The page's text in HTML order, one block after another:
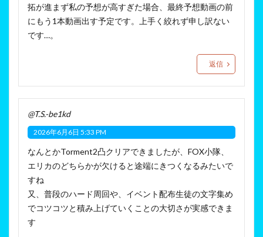
拓が進まず私の予想が高すぎた場合、最終予想動画の前
にもう1本動画出す予定です。上手く絞れず申し訳ない
です…。
返信
@T.S.-be1kd
2026年6月6日 5:33 PM
なんとかTorment2凸クリアできましたが、FOX小隊、
エリカのどちらかが欠けると途端にきつくなるみたいで
すね
又、普段のハード周回や、イベント配布生徒の文字集め
でコツコツと積み上げていくことの大切さが実感できま
す